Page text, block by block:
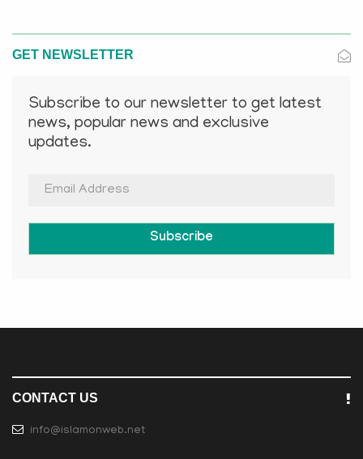
GET NEWSLETTER
Subscribe to our newsletter to get latest
news, popular news and exclusive
updates.
Subscribe
CONTACT US
info@islamonweb.net